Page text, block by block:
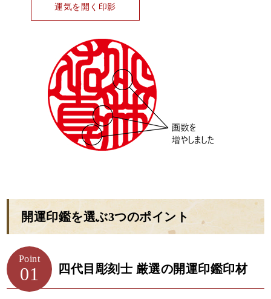
運気を開く印影
開運印鑑を選ぶ3つのポイント
Point
01 四代目彫刻士 厳選の開運印鑑印材